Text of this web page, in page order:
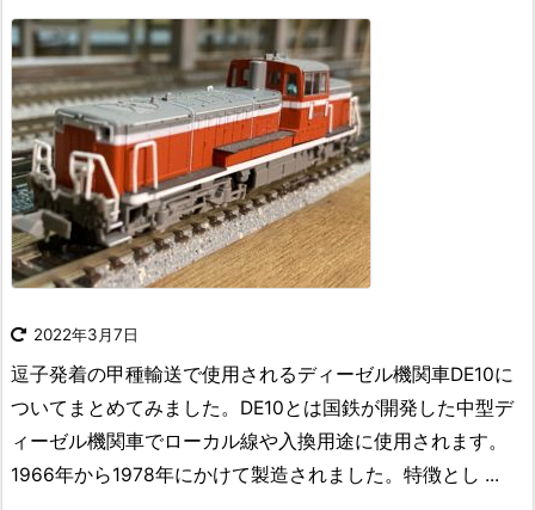
2022年3月7日
逗子発着の甲種輸送で使用されるディーゼル機関車DE10に
ついてまとめてみました。 DE10とは国鉄が開発した中型デ
ィーゼル機関車でローカル線や入換用途に使用されます。
1966年から1978年にかけて製造されました。特徴とし ...